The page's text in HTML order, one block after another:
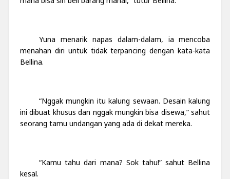
Yuna menarik napas dalam-dalam, ia mencoba
menahan diri untuk tidak terpancing dengan kata-kata
Bellina.
“Nggak mungkin itu kalung sewaan. Desain kalung
ini dibuat khusus dan nggak mungkin bisa disewa,” sahut
seorang tamu undangan yang ada di dekat mereka.
“Kamu tahu dari mana? Sok tahu!” sahut Bellina
kesal.